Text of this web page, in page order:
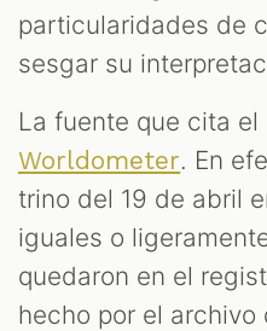
particularidades de
sesgar su
La fuente que cita
Worldometer. En
trino del 19 de abril
iguales o
quedaron en el
hecho por el archivo